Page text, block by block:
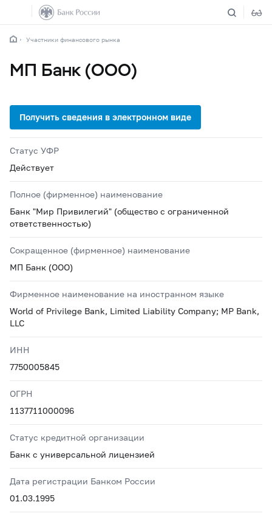
Участники финансового рынка
МП Банк (ООО)
Статус УФР
Действует
Полное (фирменное) наименование
Банк "Мир Привилегий" (общество с ограниченной
ответственностью)
Сокращенное (фирменное) наименование
МП Банк (ООО)
Фирменное наименование на иностранном языке
World of Privilege Bank, Limited Liability Company; MP Bank,
LLC
ИНН
7750005845
ОГРН
1137711000096
Статус кредитной организации
Банк с универсальной лицензией
Дата регистрации Банком России
01.03.1995